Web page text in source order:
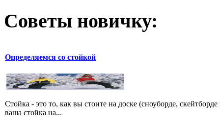
Советы новичку:
Определяемся со стойкой
Стойка - это то, как вы стоите на доске (сноуборде,
ваша стойка на...